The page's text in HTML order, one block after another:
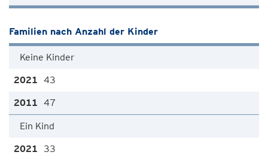
Familien nach Anzahl der Kinder
Keine Kinder
43
47
Ein Kind
33